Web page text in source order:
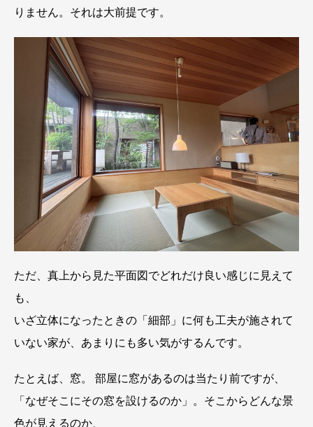
りません。それは大前提です。
ただ、真上から見た平面図でどれだけ良い感じに見えて
も、
いざ立体になったときの「細部」に何も工夫が施されて
いない家が、あまりにも多い気がするんです。
たとえば、窓。 部屋に窓があるのは当たり前ですが、
「なぜそこにその窓を設けるのか」。そこからどんな景
色が見えるのか、